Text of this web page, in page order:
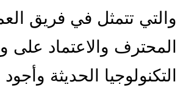
والتي تتمثل في فريق
المحترف والاعتماد على
التكنولوجيا الحديثة وأجود